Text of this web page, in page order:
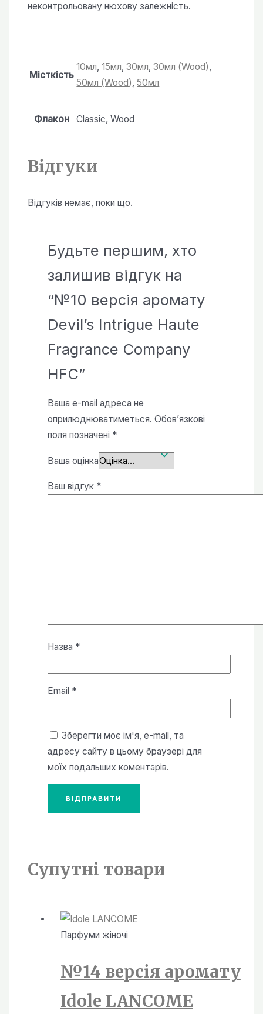
неконтрольовану нюхову залежність.
Місткість
10мл,15мл,30мл,30мл (Wood),
50мл (Wood), 50мл
Флакон Classic, Wood
Відгуки
Відгуків немає, поки що.
Будьте першим, хто
залишив відгук на
“№10 версія аромату
Devil’s Intrigue Haute
Fragrance Company
HFC”
Ваша e-mail адреса не
оприлюднюватиметься. Обов’язкові
поля позначені *
Ваша оцінка
Ваш відгук *
Назва *
Email *
Зберегти моє ім'я, e-mail, та
адресу сайту в цьому браузері для
моїх подальших коментарів.
Супутні товари
Парфуми жiночi
№14 версія аромату
Idole LANCOME